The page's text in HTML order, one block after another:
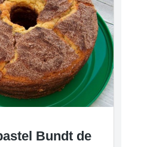
Bundt de